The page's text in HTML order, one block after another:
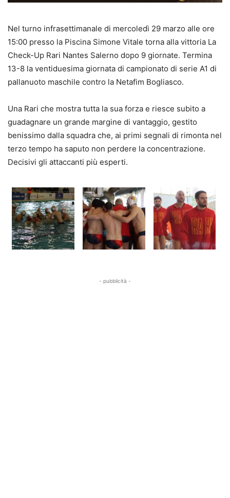
Nel turno infrasettimanale di mercoledì 29 marzo alle ore
15:00 presso la Piscina Simone Vitale torna alla vittoria La
Check-Up Rari Nantes Salerno dopo 9 giornate. Termina
13-8 la ventiduesima giornata di campionato di serie A1 di
pallanuoto maschile contro la Netafim Bogliasco.
Una Rari che mostra tutta la sua forza e riesce subito a
guadagnare un grande margine di vantaggio, gestito
benissimo dalla squadra che, ai primi segnali di rimonta nel
terzo tempo ha saputo non perdere la concentrazione.
Decisivi gli attaccanti più esperti.
- pubblicità -